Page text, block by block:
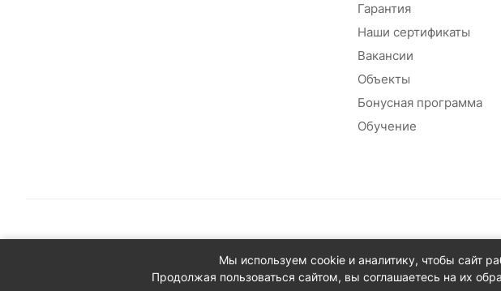
Гарантия
Наши сертификаты
Вакансии
Объекты
Бонусная программа
Обучение
© 2026 Сантехплюс: Интернет-магазин отопления, водоснабжения
Юридический адрес: 390023, г. Рязань, проезд Яблочкова, д.8Ж
ИНН/КПП: 6230087631/623001001
Мы используем cookie и аналитику, чтобы сайт
Продолжая пользоваться сайтом, вы соглашаетесь на их